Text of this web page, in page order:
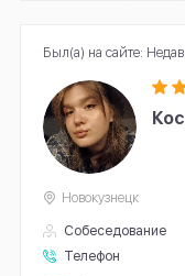
Собеседование
Телефон
Новокузнецк
Был(а) на сайте: